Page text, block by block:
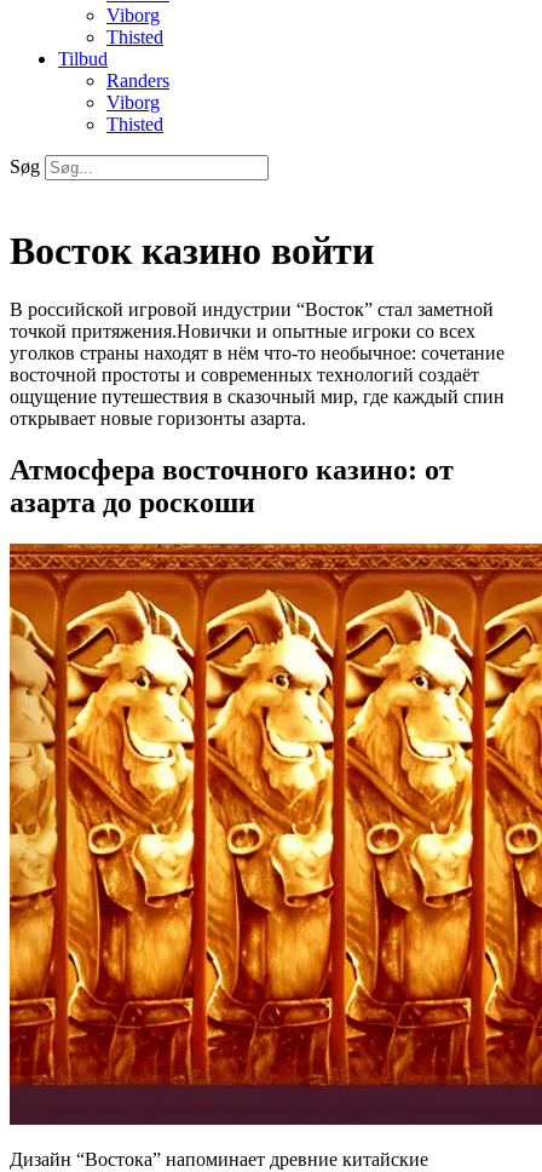
Viborg
Thisted
Tilbud
Randers
Viborg
Thisted
Søg
Восток казино войти
В российской игровой индустрии “Восток” стал заметной
точкой притяжения.Новички и опытные игроки со всех
уголков страны находят в нём что‑то необычное: сочетание
восточной простоты и современных технологий создаёт
ощущение путешествия в сказочный мир, где каждый спин
открывает новые горизонты азарта.
Атмосфера восточного казино: от
азарта до роскоши
Дизайн “Востока” напоминает древние китайские